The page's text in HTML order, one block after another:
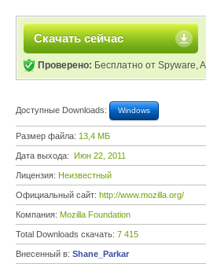
Скачать сейчас
Проверено: Бесплатно от Spyware,
Доступные Downloads: Windows
Размер файла: 13,4 МБ
Дата выхода: Июн 22, 2011
Лицензия: Неизвестный
Официальный сайт: http://www.mozilla.org/
Компания: Mozilla Foundation
Total Downloads скачать: 7 415
Внесенный в: Shane_Parkar